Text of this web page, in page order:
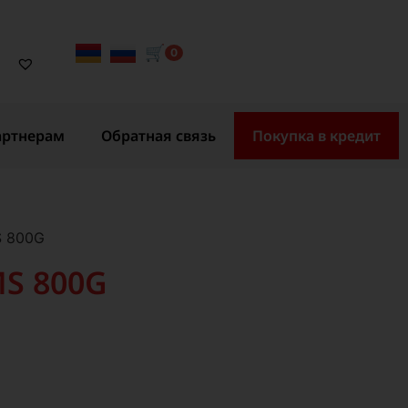
🛒 0
Обратная связь Покупка в кредит
800G
800G